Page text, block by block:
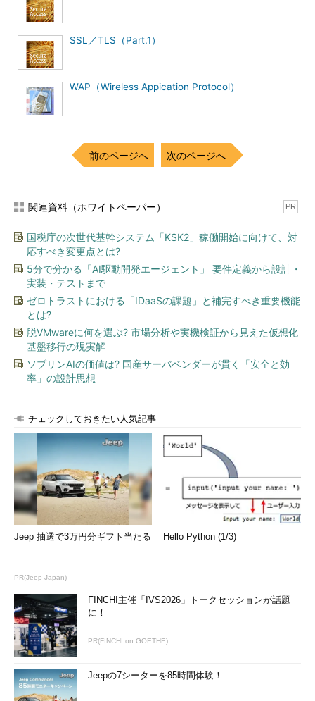
アルゴリズムによって異なる
なお、このあたりの具体的なメッセージ内容などについては、
さらに具体的なイメージが湧くと思うが、ここでは「クライアン
トから暗号化されて送られてくる乱数情報」と考えておいていた
またDiffie&Hellman（離散対数方式）を利用する場合は、2バ
イトの長さ情報と、1バイトから2の16乗−1までの範囲の、
Diffie&Hellman公開情報が含まれる。Diffie&Hellmanは離散対数
を求めることが困難な性格を利用した公開鍵配布システムの1つ
だ。
なお、Diffie&Hellman公開情報は、Client Key Exchangeメッ
セージに含まれる場合のほか、Client Certificateメッセージに含
まれることもある。
クライアントランダム／サーバランダム
バイトがクライアントまたはサーバが生成した乱数となる。設定
される日時はいわゆるunix timeで、1970年1月1日0:00 GMTから
の経過秒数で表したものだ。
図27 クライアントランダム／サーバ
これら3つの情報がもととなって、次にマスタシークレットを
生成する。この生成にはPRFと呼ばれるアルゴリズムが使用され
ている。PRFとはどんな計算なのだろうか。続いて説明しよう。
なお、PRFを利用するのはTLSだけである。SSLは異なるアルゴ
リズムを利用しているので注意が必要だ。
PRFの計算アルゴリズム
SSL／TLS（Part.1）
WAP（Wireless Appication Protocol）
前のページへ 次のページへ
関連資料（ホワイトペーパー） PR
国税庁の次世代基幹システム「KSK2」稼働開始に向けて、対
応すべき変更点とは?
5分で分かる「AI駆動開発エージェント」 要件定義から設計・
実装・テストまで
ゼロトラストにおける「IDaaSの課題」と補完すべき重要機能
とは?
脱VMwareに何を選ぶ? 市場分析や実機検証から見えた仮想化
基盤移行の現実解
ソブリンAIの価値は? 国産サーバベンダーが貫く「安全と効
率」の設計思想
チェックしておきたい人気記事
Jeep 抽選で3万円分ギフト当たる
PR(Jeep Japan)
Hello Python (1/3)
FINCHI主催「IVS2026」トークセッションが話題
に！
PR(FINCHI on GOETHE)
Jeepの7シーターを85時間体験！